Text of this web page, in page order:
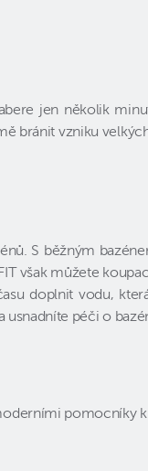
jen několik
bránit vzniku
S běžným
však můžete
doplnit vodu,
usnadníte péči o